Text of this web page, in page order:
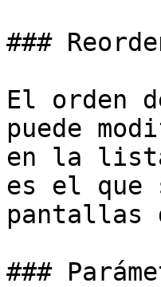
###
El orden
puede
en la
es el
pantallas
###